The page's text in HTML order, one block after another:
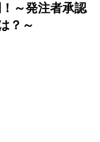
～発注者承認
？～